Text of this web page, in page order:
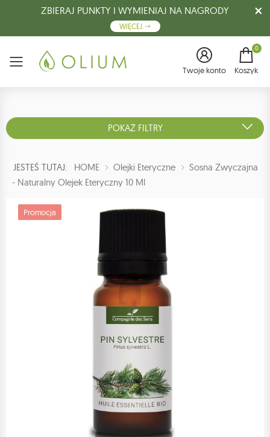
ZBIERAJ PUNKTY I WYMIENIAJ NA NAGRODY
WIĘCEJ
Menu Twoje konto
0
Koszyk
POKAŻ FILTRY
JESTEŚ TUTAJ: HOME Olejki Eteryczne
Sosna Zwyczajna
- Naturalny Olejek Eteryczny 10 Ml
Promocja